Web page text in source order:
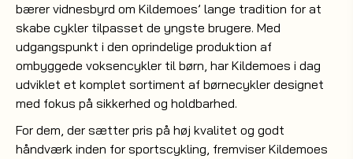
bærer vidnesbyrd om Kildemoes’ lange tradition for at
skabe cykler tilpasset de yngste brugere. Med
udgangspunkt i den oprindelige produktion af
ombyggede voksencykler til børn, har Kildemoes i dag
udviklet et komplet sortiment af børnecykler designet
med fokus på sikkerhed og holdbarhed.
For dem, der sætter pris på høj kvalitet og godt
håndværk inden for sportscykling, fremviser Kildemoes